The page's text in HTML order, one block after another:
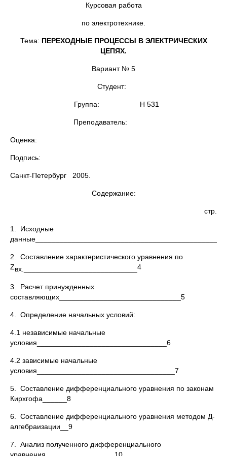
Курсовая работа
по электротехнике.
Тема: ПЕРЕХОДНЫЕ ПРОЦЕССЫ В ЭЛЕКТРИЧЕСКИХ
ЦЕПЯХ.
Вариант № 5
Студент:
Группа: Н 531
Преподаватель:
Оценка:
Подпись:
Санкт-Петербург 2005.
Содержание:
стр.
1. Исходные
2. Составление характеристического уравнения по
Zвх.____________________________ 4
3. Расчет принужденных
составляющих______________________________5
4. Определение начальных условий:
4.1 независимые начальные
условия________________________________6
4.2 зависимые начальные
условия__________________________________7
5. Составление дифференциального уравнения по законам
Кирхгофа______8
6. Составление дифференциального уравнения методом Д-
алгебраизации__9
7. Анализ полученного дифференциального
уравнения_________________10